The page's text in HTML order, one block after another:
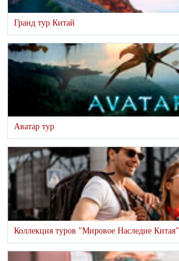
Гранд тур Китай
Аватар тур
Коллекция туров "Мировое Наследие Китая"